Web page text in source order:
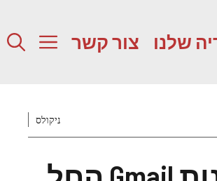
שלנו צור קשר
ניקולס